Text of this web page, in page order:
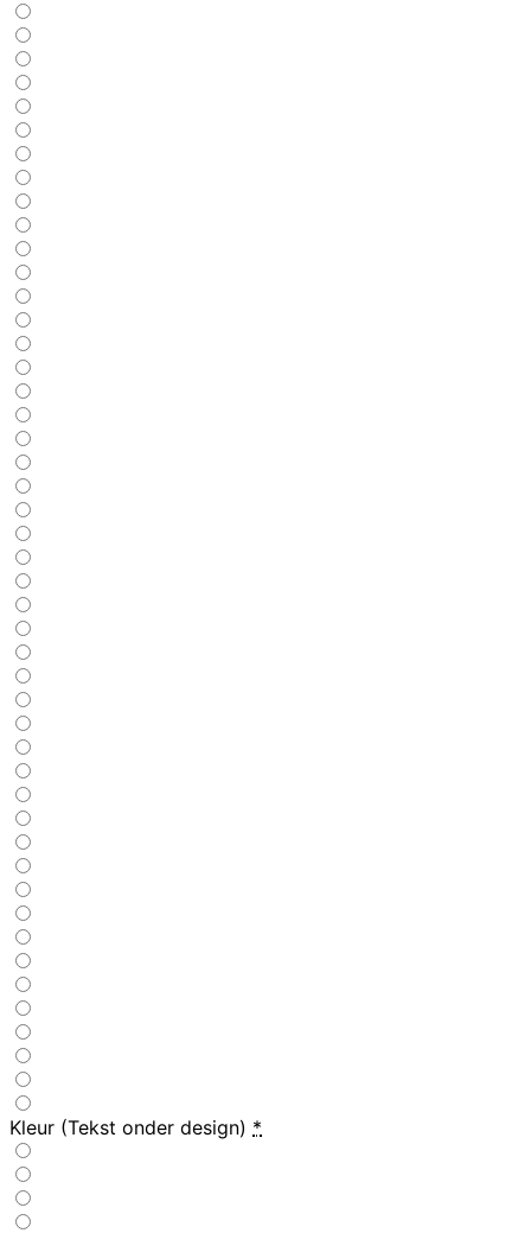
Kleur (Tekst onder design) *